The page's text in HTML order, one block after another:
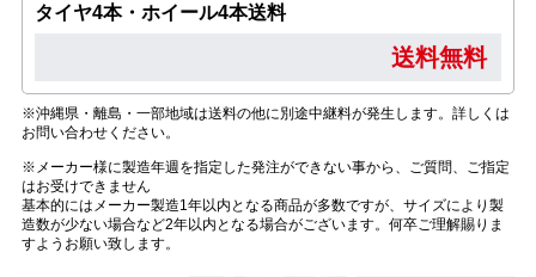
タイヤ4本・ホイール4本送料
送料無料
※沖縄県・離島・一部地域は送料の他に別途中継料が発生します。詳しくは
お問い合わせください。
※メーカー様に製造年週を指定した発注ができない事から、ご質問、ご指定
はお受けできません
基本的にはメーカー製造1年以内となる商品が多数ですが、サイズにより製
造数が少ない場合など2年以内となる場合がございます。何卒ご理解賜りま
すようお願い致します。